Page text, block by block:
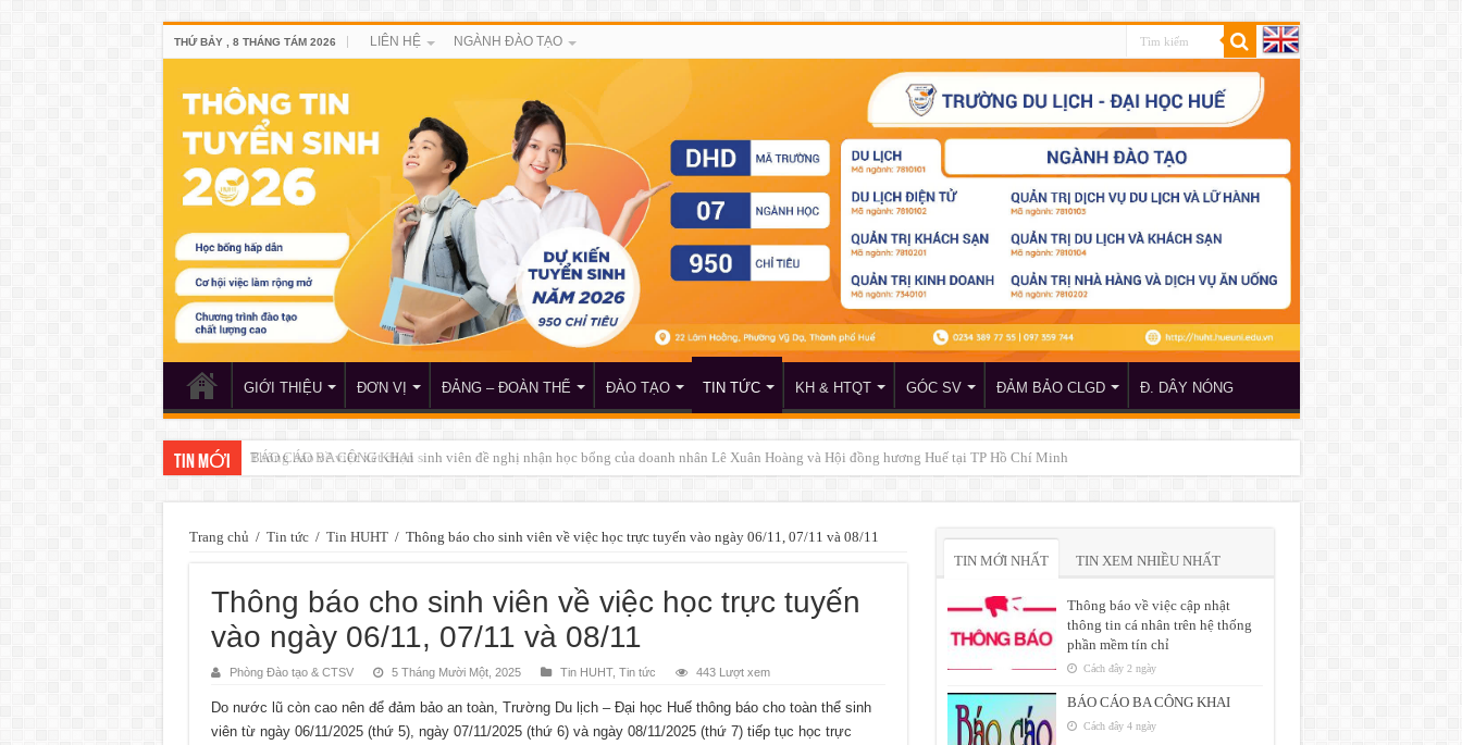
THỨ BẢY , 8 THÁNG TÁM 2026 LIÊN HỆ NGÀNH ĐÀO TẠO
GIỚI THIỆU ĐƠN VỊ ĐẢNG – ĐOÀN THỂ ĐÀO TẠO TIN TỨC KH & HTQT GÓC SV ĐẢM BẢO CLGD Đ. DÂY NÓNG
TIN MỚI Thông báo về việc xét chọn sinh viên đề nghị nhận học bổng của doanh nhân Lê Xuân Hoàng và Hội đồng hương Huế tại TP Hồ Chí Minh
Trang chủ / Tin tức / Tin HUHT / Thông báo cho sinh viên về việc học trực tuyến vào ngày 06/11, 07/11 và 08/11
Thông báo cho sinh viên về việc học trực tuyến
vào ngày 06/11, 07/11 và 08/11
Phòng Đào tạo & CTSV 5 Tháng Mười Một, 2025 Tin HUHT, Tin tức 443 Lượt xem
Do nước lũ còn cao nên để đảm bảo an toàn, Trường Du lịch – Đại học Huế thông báo cho toàn thể sinh
viên từ ngày 06/11/2025 (thứ 5), ngày 07/11/2025 (thứ 6) và ngày 08/11/2025 (thứ 7) tiếp tục học trực
TIN MỚI NHẤT TIN XEM NHIỀU NHẤT
Thông báo về việc cập nhật
thông tin cá nhân trên hệ thống
phần mềm tín chỉ
Cách đây 2 ngày
BÁO CÁO BA CÔNG KHAI
Cách đây 4 ngày